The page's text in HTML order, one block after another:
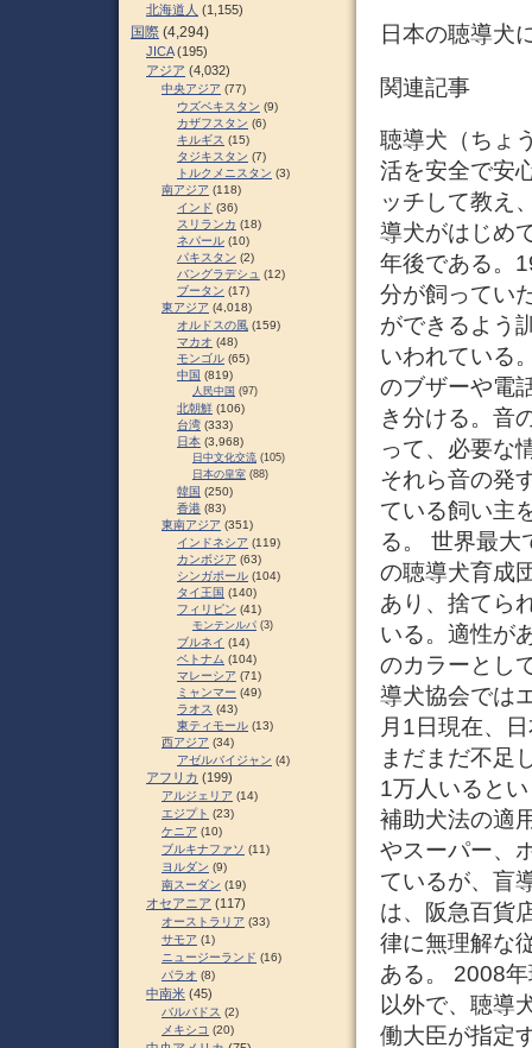
日本の聴導犬
関連記事
聴導犬（ちょ
活を安全で安
ッチして教え
導犬がはじめ
年後である。
分が飼ってい
ができるよう
いわれている
のブザーや電
き分ける。音
って、必要な
それら音の発
ている飼い主
る。 世界最大
の聴導犬育成
あり、捨てら
いる。適性が
のカラーとし
導犬協会では
月1日現在、
まだまだ不足
1万人いると
補助犬法の適
やスーパー、
ているが、盲
は、阪急百貨
律に無理解な
ある。 2008
以外で、聴導
働大臣が指定
北海道人 (1,155)
国際 (4,294)
JICA(195)
アジア (4,032)
中央アジア (77)
ウズベキスタン (9)
カザフスタン (6)
キルギス (15)
タジキスタン (7)
トルクメニスタン (3)
南アジア (118)
インド (36)
スリランカ (18)
ネパール (10)
パキスタン (2)
バングラデシュ (12)
ブータン (17)
東アジア (4,018)
オルドスの風 (159)
マカオ (48)
モンゴル (65)
中国 (819)
人民中国 (97)
北朝鮮 (106)
台湾 (333)
日本 (3,968)
日中文化交流 (105)
日本の皇室 (88)
韓国 (250)
香港 (83)
東南アジア (351)
インドネシア (119)
カンボジア (63)
シンガポール (104)
タイ王国 (140)
フィリピン (41)
モンテンルパ (3)
ブルネイ (14)
ベトナム (104)
マレーシア (71)
ミャンマー (49)
ラオス (43)
東ティモール (13)
西アジア (34)
アゼルバイジャン (4)
アフリカ (199)
アルジェリア (14)
エジプト (23)
ケニア (10)
ブルキナファソ (11)
ヨルダン (9)
南スーダン (19)
オセアニア (117)
オーストラリア (33)
サモア (1)
ニュージーランド (16)
パラオ (8)
中南米 (45)
バルバドス (2)
メキシコ (20)